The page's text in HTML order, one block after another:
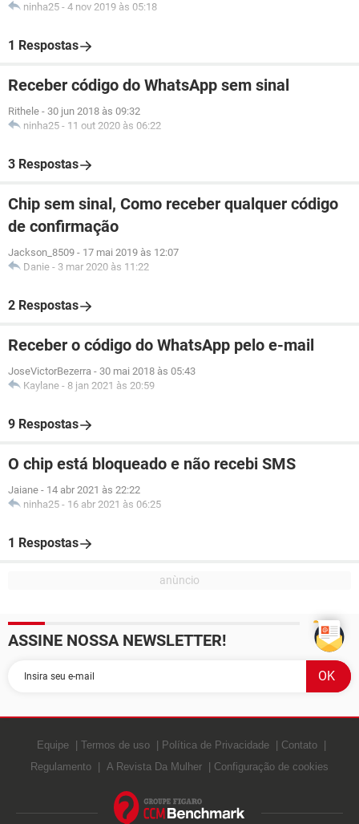
ninha25 - 4 nov 2019 às 05:18
1 Respostas
Receber código do WhatsApp sem sinal
Rithele - 30 jun 2018 às 09:32
ninha25 - 11 out 2020 às 06:22
3 Respostas
Chip sem sinal, Como receber qualquer código
de confirmação
Jackson_8509 - 17 mai 2019 às 12:07
Danie - 3 mar 2020 às 11:22
2 Respostas
Receber o código do WhatsApp pelo e-mail
JoseVictorBezerra - 30 mai 2018 às 05:43
Kaylane - 8 jan 2021 às 20:59
9 Respostas
O chip está bloqueado e não recebi SMS
Jaiane - 14 abr 2021 às 22:22
ninha25 - 16 abr 2021 às 06:25
1 Respostas
ASSINE NOSSA NEWSLETTER!
Equipe Termos de uso Política de Privacidade
Contato
Regulamento
A Revista Da Mulher Configuração de cookies